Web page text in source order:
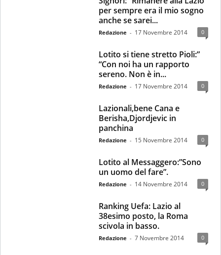
per sempre era il mio sogno
anche se sarei...
Redazione - 17 Novembre 2014 0
Lotito si tiene stretto Pioli:”
“Con noi ha un rapporto
sereno. Non è in...
Redazione - 17 Novembre 2014 0
Lazionali,bene Cana e
Berisha,Djordjevic in
panchina
Redazione - 15 Novembre 2014 0
Lotito al Messaggero:”Sono
un uomo del fare”.
Redazione - 14 Novembre 2014 0
Ranking Uefa: Lazio al
38esimo posto, la Roma
scivola in basso.
Redazione - 7 Novembre 2014 0